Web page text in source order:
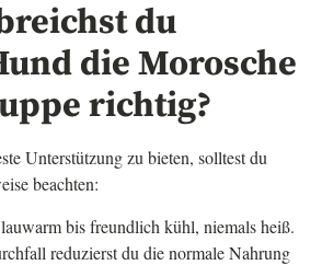
du
die Morosche
richtig?
Unterstützung zu bieten, solltest du
beachten:
bis freundlich kühl, niemals heiß.
reduzierst du die normale Nahrung